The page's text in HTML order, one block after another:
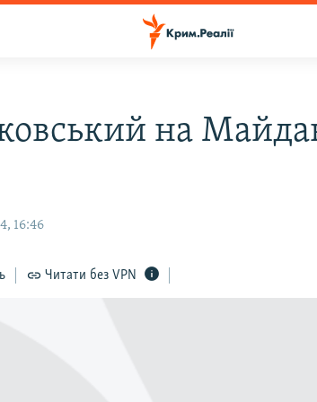
на
16:46
Читати без VPN